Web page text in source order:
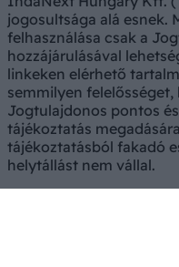
jogosultsága alá esnek.
felhasználása csak a
hozzájárulásával
linkeken elérhető
semmilyen
Jogtulajdonos pontos
tájékoztatás
tájékoztatásból fakadó
helytállást nem vállal.